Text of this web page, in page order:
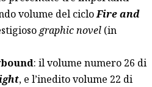
volume del cicloFire and
graphic novel(in
: il volume numero 26 di
, e l’inedito volume 22 di